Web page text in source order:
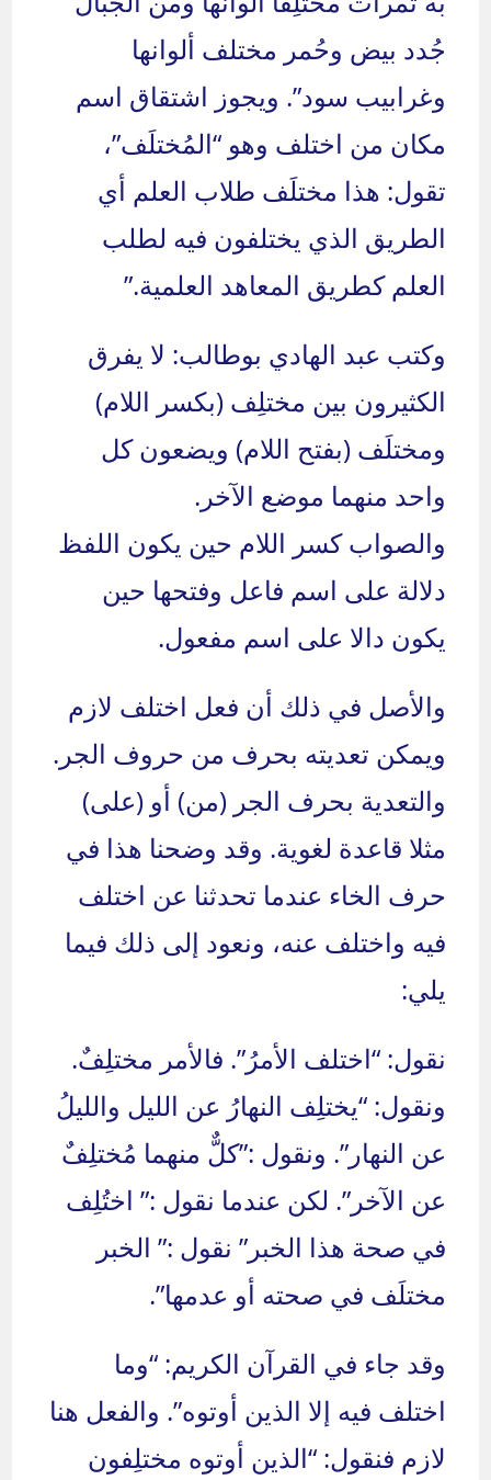
جُدد بيض وحُمر مختلف ألوانها
وغرابيب سود”. ويجوز اشتقاق اسم
مكان من اختلف وهو “المُختلَف”،
تقول: هذا مختلَف طلاب العلم أي
الطريق الذي يختلفون فيه لطلب
العلم كطريق المعاهد العلمية.”
وكتب عبد الهادي بوطالب: لا يفرق
الكثيرون بين مختلِف (بكسر اللام)
ومختلَف (بفتح اللام) ويضعون كل
واحد منهما موضع الآخر.
والصواب كسر اللام حين يكون اللفظ
دلالة على اسم فاعل وفتحها حين
يكون دالا على اسم مفعول.
والأصل في ذلك أن فعل اختلف لازم
ويمكن تعديته بحرف من حروف الجر.
والتعدية بحرف الجر (من) أو (على)
مثلا قاعدة لغوية. وقد وضحنا هذا في
حرف الخاء عندما تحدثنا عن اختلف
فيه واختلف عنه، ونعود إلى ذلك فيما
يلي:
نقول: “اختلف الأمرُ”. فالأمر مختلِفٌ.
ونقول: “يختلِف النهارُ عن الليل والليلُ
عن النهار”. ونقول :”كلٌّ منهما مُختلِفٌ
عن الآخر”. لكن عندما نقول :” اختُلِف
في صحة هذا الخبر” نقول :” الخبر
مختلَف في صحته أو عدمها”.
وقد جاء في القرآن الكريم: “وما
اختلف فيه إلا الذين أوتوه”. والفعل هنا
لازم فنقول: “الذين أوتوه مختلِفون